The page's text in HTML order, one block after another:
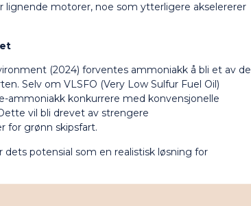
lignende motorer, noe som ytterligere akselererer
(2024) forventes ammoniakk å bli et av de
Selv om VLSFO (Very Low Sulfur Fuel Oil)
ammoniakk konkurrere med konvensjonelle
vil bli drevet av strengere
for grønn skipsfart.
potensial som en realistisk løsning for